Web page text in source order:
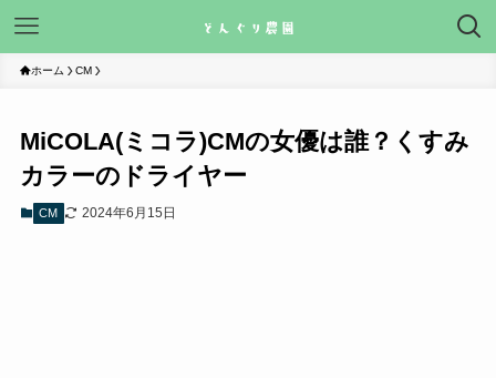
ホーム CM
MiCOLA(ミコラ)CMの女優は誰？くすみ
カラーのドライヤー
CM 2024年6月15日